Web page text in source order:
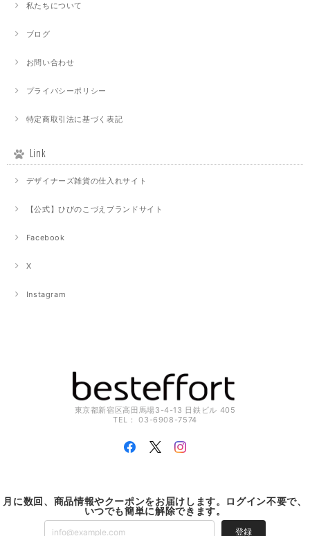
私たちについて
ブログ
お問い合わせ
プライバシーポリシー
特定商取引法に基づく表記
Link
デザイナーズ雑貨の仕入れサイト
【公式】ひびのこづえブランドサイト
Facebook
X
Instagram
東京都新宿区高田馬場3-4-13 日鉄ビル 405
TEL： 03-6908-7574
月に数回、商品情報やクーポンをお届けします。ログイン不要で、
いつでも簡単に解除できます。
登録